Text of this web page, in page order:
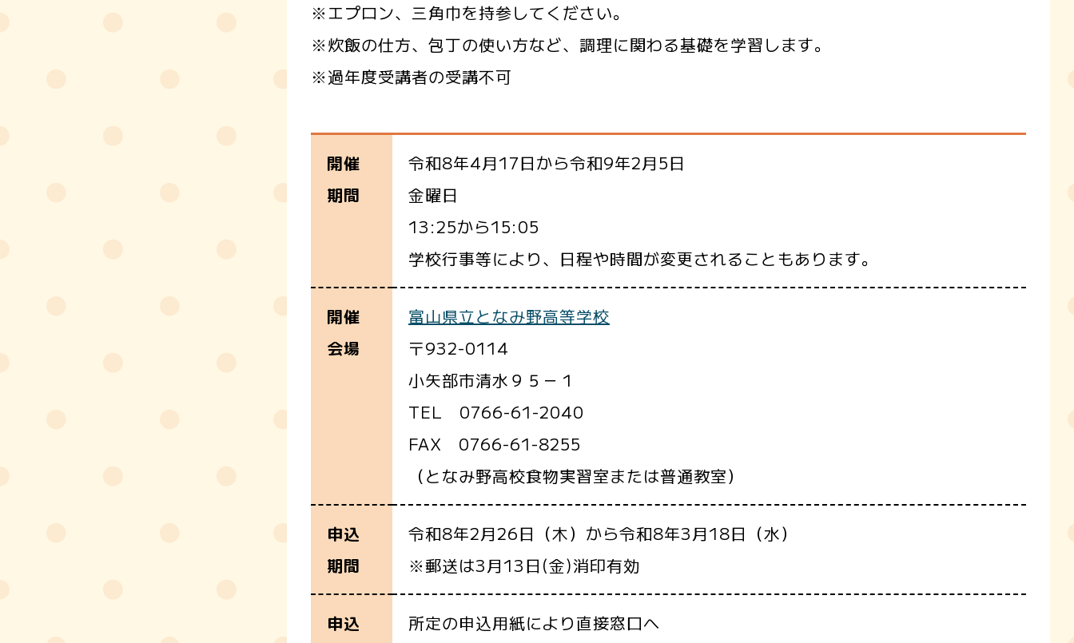
※エプロン、三角巾を持参してください。
※炊飯の仕方、包丁の使い方など、調理に関わる基礎を学習します。
※過年度受講者の受講不可
開催
期間
令和8年4月17日から令和9年2月5日
金曜日
13:25から15:05
学校行事等により、日程や時間が変更されることもあります。
開催
会場
富山県立となみ野高等学校
〒932-0114
小矢部市清水９５－１
TEL 0766-61-2040
FAX 0766-61-8255
（となみ野高校食物実習室または普通教室）
申込
期間
令和8年2月26日（木）から令和8年3月18日（水）
※郵送は3月13日(金)消印有効
申込
所定の申込用紙により直接窓口へ